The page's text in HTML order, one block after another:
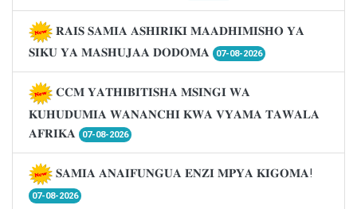
𝐑𝐀𝐈𝐒 𝐒𝐀𝐌𝐈𝐀 𝐀𝐒𝐇𝐈𝐑𝐈𝐊𝐈 𝐌𝐀𝐀𝐃𝐇𝐈𝐌𝐈𝐒𝐇𝐎 𝐘𝐀
𝐒𝐈𝐊𝐔 𝐘𝐀 𝐌𝐀𝐒𝐇𝐔𝐉𝐀𝐀 𝐃𝐎𝐃𝐎𝐌𝐀
07-08-2026
𝐂𝐂𝐌 𝐘𝐀𝐓𝐇𝐈𝐁𝐈𝐓𝐈𝐒𝐇𝐀 𝐌𝐒𝐈𝐍𝐆𝐈 𝐖𝐀
𝐊𝐔𝐇𝐔𝐃𝐔𝐌𝐈𝐀 𝐖𝐀𝐍𝐀𝐍𝐂𝐇𝐈 𝐊𝐖𝐀 𝐕𝐘𝐀𝐌𝐀 𝐓𝐀𝐖𝐀𝐋𝐀
𝐀𝐅𝐑𝐈𝐊𝐀
07-08-2026
𝐒𝐀𝐌𝐈𝐀 𝐀𝐍𝐀𝐈𝐅𝐔𝐍𝐆𝐔𝐀 𝐄𝐍𝐙𝐈 𝐌𝐏𝐘𝐀 𝐊𝐈𝐆𝐎𝐌𝐀!
07-08-2026